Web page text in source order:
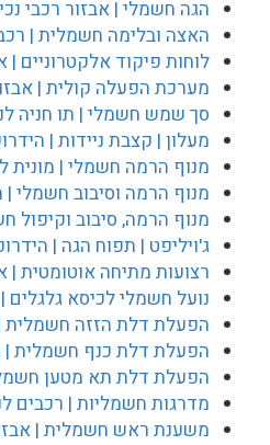
הגה חשמלי | אבזור רכבי
האצה ובלימה חשמלית |
לוחות פיקוד אלקטרוניים |
מערכת הפעלה קולית |
סך שמש חשמלי | תו חניה
מעלון | קצבת ניידות |
מנוף הרמה חשמלי | מונית
מנוף הרמה וסיבוב חשמלי |
מנוף הרמה, סיבוב וקיפול
ג'ויליפט | תפוח הגה |
רצועות מתיחה אוטומטית |
נועל חשמלי לכיסא גלגלים
הפעלת דלת הזזה חשמלית
הפעלת דלת כנף חשמלית |
הפעלת דלת תא מטען
מדרגות חשמליות | רכבים
משענת ראש חשמלית |